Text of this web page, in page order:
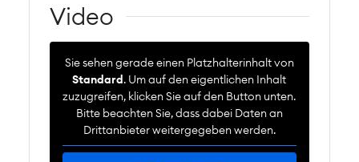
Video
Sie sehen gerade einen Platzhalterinhalt von
Standard . Um auf den eigentlichen Inhalt
zuzugreifen, klicken Sie auf den Button unten.
Bitte beachten Sie, dass dabei Daten an
Drittanbieter weitergegeben werden.